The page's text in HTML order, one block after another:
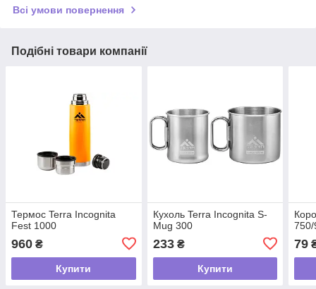
Всі умови повернення
Подібні товари компанії
Термос Terra Incognita
Fest 1000
960 ₴
Купити
Кухоль Terra Incognita S-
Mug 300
233₴
Купити
79